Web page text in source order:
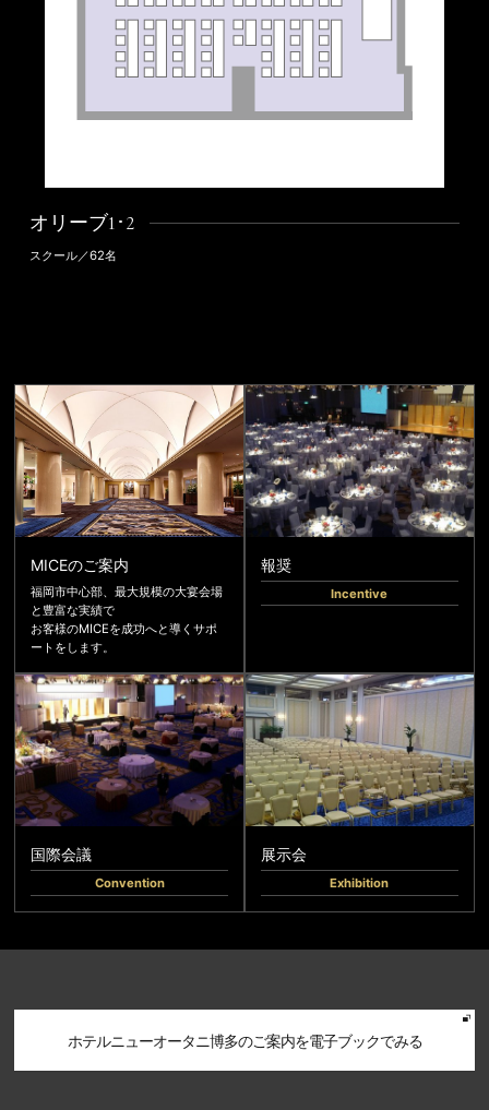
オリーブ1･2
スクール／62名
MICEのご案内
福岡市中心部、最大規模の大宴会場
と豊富な実績で
お客様のMICEを成功へと導くサポ
ートをします。
報奨
Incentive
国際会議
Convention
展示会
Exhibition
ホテルニューオータニ博多のご案内を電子ブックでみる